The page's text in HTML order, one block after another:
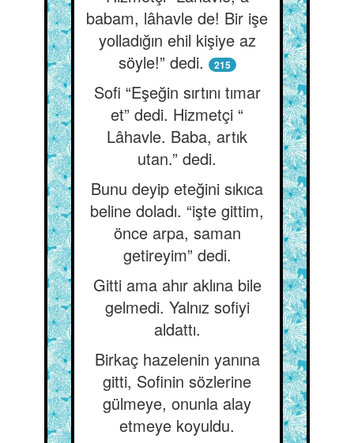
babam, lâhavle de! Bir işe
yolladığın ehil kişiye az
söyle!” dedi.
215
Sofi “Eşeğin sırtını tımar
et” dedi. Hizmetçi “
Lâhavle. Baba, artık
utan.” dedi.
Bunu deyip eteğini sıkıca
beline doladı. “işte gittim,
önce arpa, saman
getireyim” dedi.
Gitti ama ahır aklına bile
gelmedi. Yalnız sofiyi
aldattı.
Birkaç hazelenin yanına
gitti, Sofinin sözlerine
gülmeye, onunla alay
etmeye koyuldu.